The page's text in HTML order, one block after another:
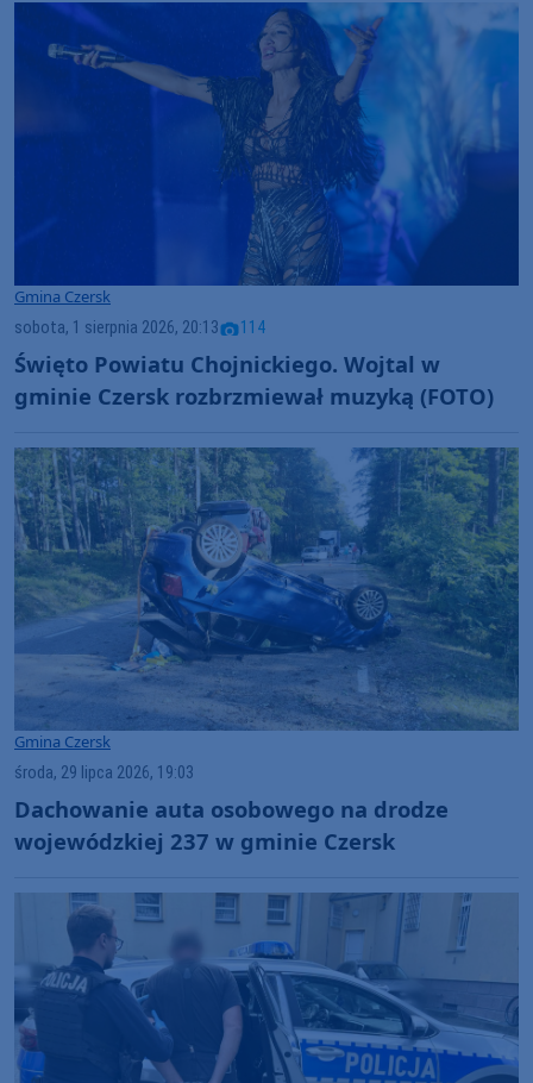
Gmina Czersk
sobota, 1 sierpnia 2026, 20:13 114
Święto Powiatu Chojnickiego. Wojtal w
gminie Czersk rozbrzmiewał muzyką (FOTO)
Gmina Czersk
środa, 29 lipca 2026, 19:03
Dachowanie auta osobowego na drodze
wojewódzkiej 237 w gminie Czersk